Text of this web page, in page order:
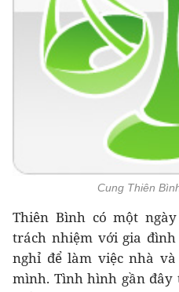
Cung Thiên
Thiên Bình có một
trách nhiệm với gia
nghỉ để làm việc nhà
mình. Tình hình gần đây